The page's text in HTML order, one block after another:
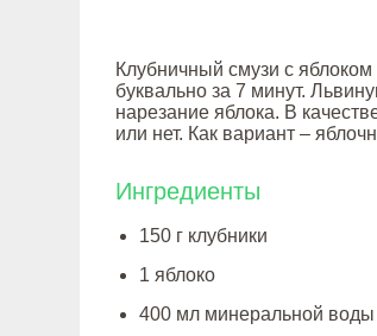
Клубничный смузи с
буквально за 7 минут.
нарезание яблока. В
или нет. Как вариант –
Ингредиенты
150 г клубники
1 яблоко
400 мл минеральной воды